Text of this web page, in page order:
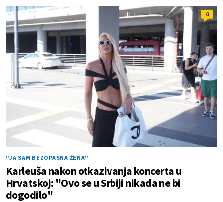
0
"JA SAM BEZOPASNA ŽENA"
Karleuša nakon otkazivanja koncerta u
Hrvatskoj: "Ovo se u Srbiji nikada ne bi
dogodilo"